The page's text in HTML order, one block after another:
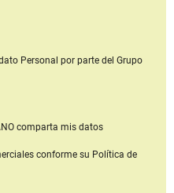
Personal por parte del Grupo
comparta mis datos
conforme su Política de